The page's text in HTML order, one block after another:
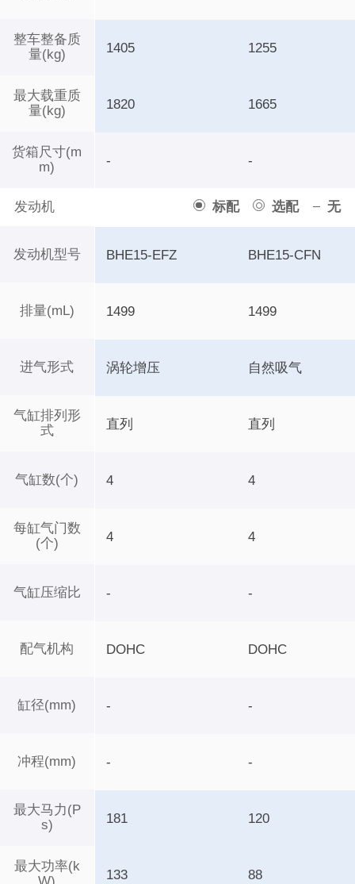
整车整备质
量(kg)
最大载重质
量(kg)
货箱尺寸(m
m)
发动机 标配 选配 无
发动机型号
排量(mL)
进气形式
气缸排列形
式
气缸数(个)
每缸气门数
(个)
气缸压缩比
配气机构
缸径(mm)
冲程(mm)
最大马力(P
s)
最大功率(k
1405 1255
1820 1665
- -
BHE15-EFZ BHE15-CFN
1499 1499
涡轮增压 自然吸气
直列 直列
4 4
4 4
- -
DOHC DOHC
- -
- -
181 120
133 88